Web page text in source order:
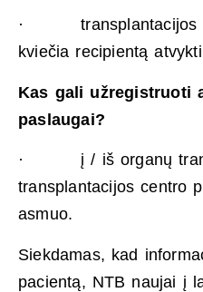
· transplantacijos
kviečia recipientą
Kas gali užregistruoti
paslaugai?
· į / iš organų
transplantacijos centro
asmuo.
Siekdamas, kad
pacientą, NTB naujai į